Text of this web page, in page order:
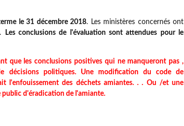
le 31 décembre 2018. Les ministères concernés ont
Les conclusions de l'évaluation sont attendues pour le
que les conclusions positives qui ne manqueront pas ,
décisions politiques. Une modification du code de
l'enfouissement des déchets amiantes. . . Ou /et une
d'éradication de l'amiante.